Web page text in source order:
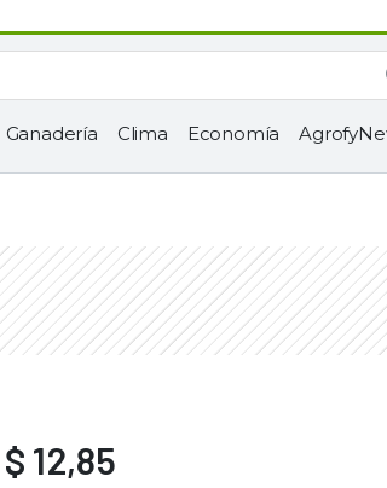
Ganadería Clima Economía
12,85